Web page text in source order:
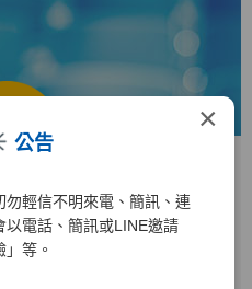
×
公告
輕信不明來電、簡訊、連
電話、簡訊或LINE邀請
」等。
觀測站
訊觀測站後